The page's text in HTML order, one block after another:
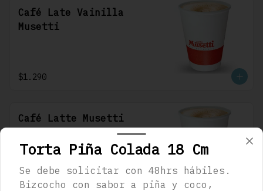
Café Late Vainilla
Musetti
$1.290
Café Latte Musetti
$1.290
Torta Piña Colada 18 Cm
Se debe solicitar con 48hrs hábiles.
Bizcocho con sabor a piña y coco,